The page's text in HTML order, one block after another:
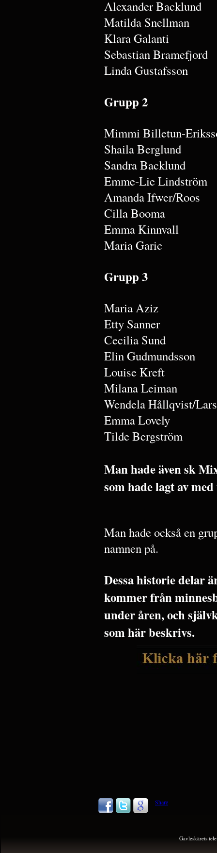
Alexander Backlund
Matilda Snellman
Klara Galanti
Sebastian Bramefjord
Linda Gustafsson
Grupp 2
Mimmi Billetun-
Shaila Berglund
Sandra Backlund
Emme-Lie Lindström
Amanda Ifwer/Roos
Cilla Booma
Emma Kinnvall
Maria Garic
Grupp 3
Maria Aziz
Etty Sanner
Cecilia Sund
Elin Gudmundsson
Louise Kreft
Milana Leiman
Wendela Hållqvist/
Emma Lovely
Tilde Bergström
Man hade även sk
som hade lagt av
Man hade också en
namnen på.
Dessa historie delar
kommer från
under åren, och
som här beskrivs.
Share
Gavleskärets